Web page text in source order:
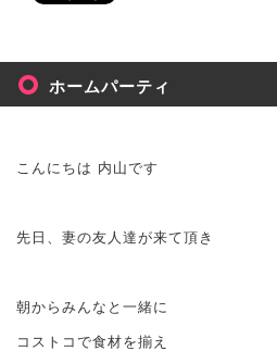
ホームパーティ
こんにちは 内山です
先日、妻の友人達が来て頂き
朝からみんなと一緒に
コストコで食材を揃え